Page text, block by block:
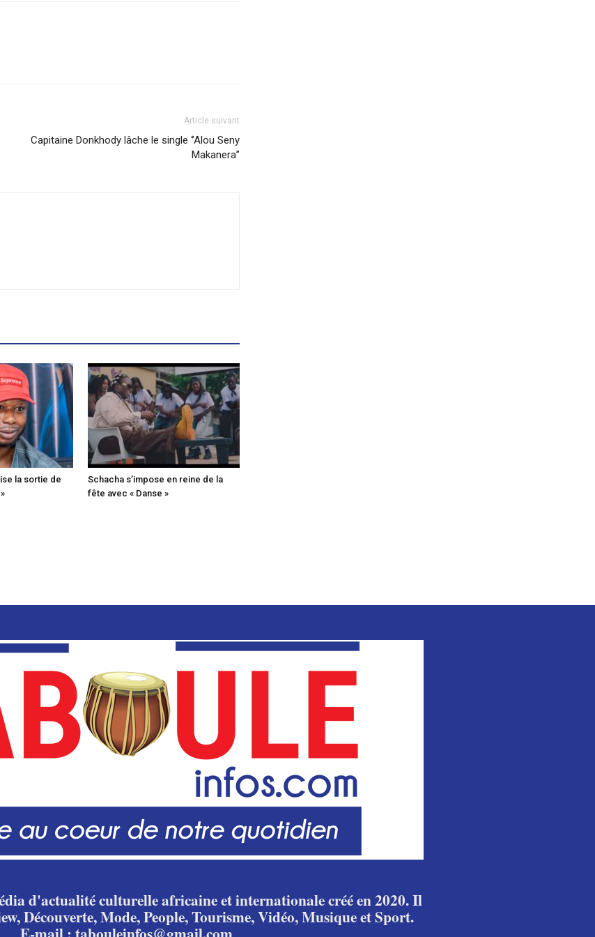
Article suivant
Capitaine Donkhody lâche le single ‘’Alou Seny
Makanera’’
la sortie de
Schacha s’impose en reine de la
fête avec « Danse »
d'actualité culturelle africaine et internationale créé en 2020. Il
Découverte, Mode, People, Tourisme, Vidéo, Musique et Sport.